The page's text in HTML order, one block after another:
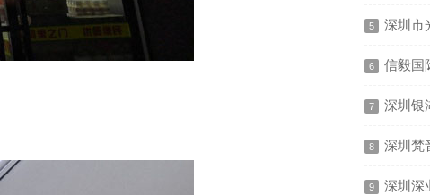
5 深圳市光明区
6 信毅国际物流
7 深圳银湖
8 深圳梵音瑜
9 深圳深